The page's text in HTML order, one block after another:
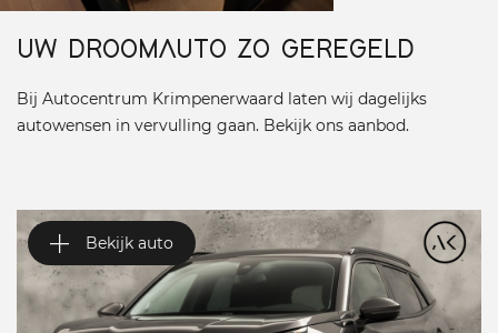
UW DROOMAUTO ZO GEREGELD
Bij Autocentrum Krimpenerwaard laten wij dagelijks
autowensen in vervulling gaan. Bekijk ons aanbod.
Bekijk auto